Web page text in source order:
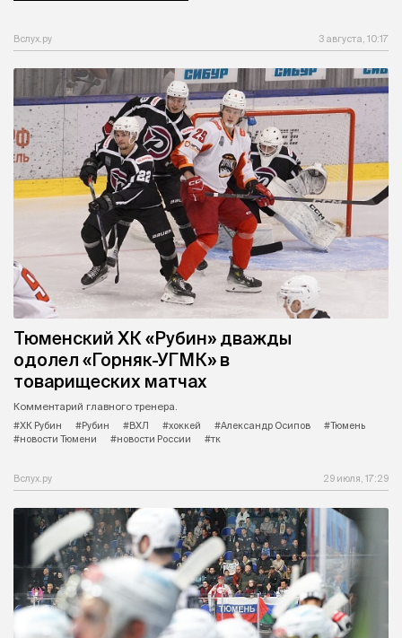
Вслух.ру 3 августа, 10:17
Тюменский ХК «Рубин» дважды
одолел «Горняк-УГМК» в
товарищеских матчах
Комментарий главного тренера.
#ХК Рубин
#Рубин #ВХЛ #хоккей #Александр Осипов
#Тюмень
#новости Тюмени
#новости России #тк
Вслух.ру 29 июля, 17:29